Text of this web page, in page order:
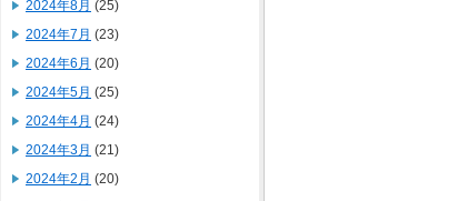
2024年8月 (25)
2024年7月 (23)
2024年6月 (20)
2024年5月 (25)
2024年4月 (24)
2024年3月 (21)
2024年2月 (20)